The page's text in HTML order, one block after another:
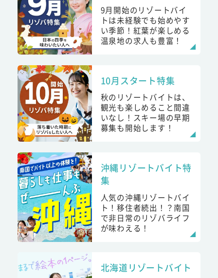
9月開始のリゾートバイ
トは未経験でも始めやす
い季節！紅葉が楽しめる
温泉地の求人も豊富！
10月スタート特集
秋のリゾートバイトは、
観光も楽しめること間違
いなし！スキー場の早期
募集も開始します！
沖縄リゾートバイト特
集
人気の沖縄リゾートバイ
ト！移住者続出！？南国
で非日常のリゾバライフ
が味わえる！
北海道リゾートバイト